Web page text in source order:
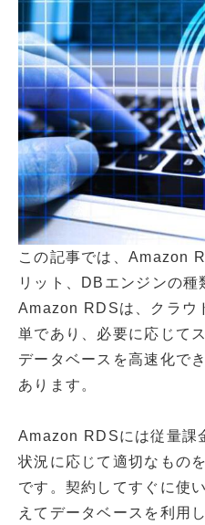
この記事では、Amazon
リット、DBエンジンの種
Amazon RDSは、クラウ
単であり、必要に応じて
データベースを高速化で
あります。
Amazon RDSには従量課
状況に応じて適切なもの
です。契約してすぐに使
えてデータベースを利用